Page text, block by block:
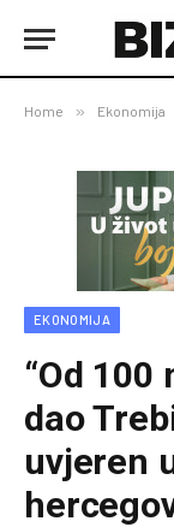
Home » Ekonomija
EKONOMIJA
“Od 100
dao
uvjeren